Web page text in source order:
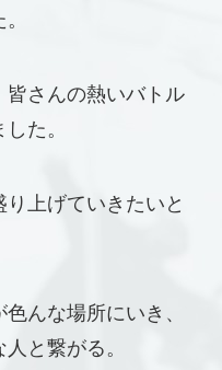
皆さんの熱いバトル
た。
上げていきたいと
んな場所にいき、
と繋がる。